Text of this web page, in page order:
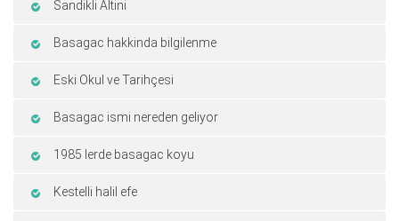
Sandikli Altini
Basagac hakkinda bilgilenme
Eski Okul ve Tarihçesi
Basagac ismi nereden geliyor
1985 lerde basagac koyu
Kestelli halil efe